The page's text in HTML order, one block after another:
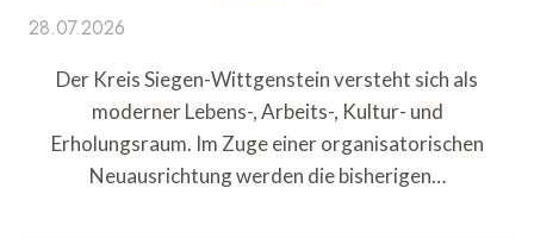
28.07.2026
Der Kreis Siegen-Wittgenstein versteht sich als
moderner Lebens-, Arbeits-, Kultur- und
Erholungsraum. Im Zuge einer organisatorischen
Neuausrichtung werden die bisherigen…